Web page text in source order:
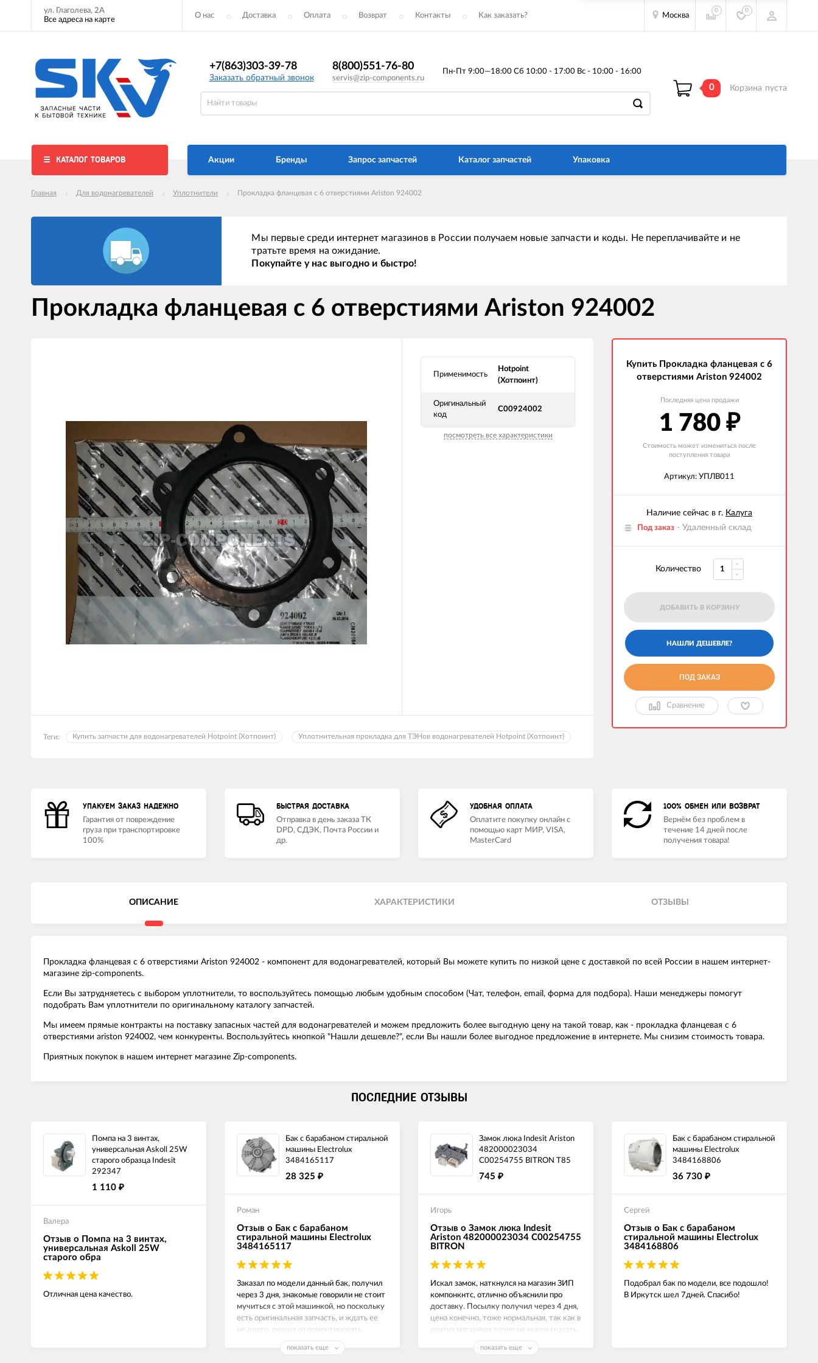
ул. Глаголева, 2А
Все адреса на карте
О нас Доставка Оплата Возврат Контакты Как заказать? Москва
0 0
+7(863)303-39-78
Заказать обратный звонок
8(800)551-76-80
servis@zip-components.ru
Пн-Пт 9:00—18:00 Сб 10:00 - 17:00 Вс - 10:00 - 16:00
0 Корзина пуста
КАТАЛОГ ТОВАРОВ Акции Бренды Запрос запчастей Каталог запчастей Упаковка
Главная Для водонагревателей Уплотнители Прокладка фланцевая с 6 отверстиями Ariston 924002
Мы первые среди интернет магазинов в России получаем новые запчасти и коды. Не переплачивайте и не
тратьте время на ожидание.
Покупайте у нас выгодно и быстро!
Прокладка фланцевая с 6 отверстиями Ariston 924002
Применимость
Hotpoint
(Хотпоинт)
Оригинальный
код
C00924002
посмотреть все характеристики
Теги: Купить запчасти для водонагревателей Hotpoint (Хотпоинт) Уплотнительная прокладка для ТЭНов водонагревателей Hotpoint (Хотпоинт)
Купить Прокладка фланцевая с 6
отверстиями Ariston 924002
Последняя цена продажи
1 780 ₽
Стоимость может измениться после
поступления товара
Артикул: УПЛВ011
Наличие сейчас в г. Калуга
Под заказ - Удаленный склад
Количество
ДОБАВИТЬ В КОРЗИНУ
ПОД ЗАКАЗ
Сравнение
УПАКУЕМ ЗАКАЗ НАДЕЖНО
Гарантия от повреждение
груза при транспортировке
100%
БЫСТРАЯ ДОСТАВКА
Отправка в день заказа ТК
DPD, СДЭК, Почта России и
др.
УДОБНАЯ ОПЛАТА
Оплатите покупку онлайн с
помощью карт МИР, VISA,
MasterCard
100% ОБМЕН ИЛИ ВОЗВРАТ
Вернём без проблем в
течение 14 дней после
получения товара!
ОПИСАНИЕ ХАРАКТЕРИСТИКИ ОТЗЫВЫ
Прокладка фланцевая с 6 отверстиями Ariston 924002 - компонент для водонагревателей, который Вы можете купить по низкой цене с доставкой по всей России в нашем интернет-
магазине zip-components.
Если Вы затрудняетесь с выбором уплотнители, то воспользуйтесь помощью любым удобным способом (Чат, телефон, email, форма для подбора). Наши менеджеры помогут
подобрать Вам уплотнители по оригинальному каталогу запчастей.
Мы имеем прямые контракты на поставку запасных частей для водонагревателей и можем предложить более выгодную цену на такой товар, как - прокладка фланцевая с 6
отверстиями ariston 924002, чем конкуренты. Воспользуйтесь кнопкой "Нашли дешевле?", если Вы нашли более выгодное предложение в интернете. Мы снизим стоимость товара.
Приятных покупок в нашем интернет магазине Zip-components.
ПОСЛЕДНИЕ ОТЗЫВЫ
Помпа на 3 винтах,
универсальная Askoll 25W
старого образца Indesit
292347
1 110 ₽
Валера
Отзыв о Помпа на 3 винтах,
универсальная Askoll 25W
старого обра
Отличная цена качество.
Бак с барабаном стиральной
машины Electrolux
3484165117
28 325 ₽
Роман
Отзыв о Бак с барабаном
стиральной машины Electrolux
3484165117
Заказал по модели данный бак, получил
через 3 дня, знакомые говорили не стоит
мучиться с этой машинкой, но поскольку
есть оригинальная запчасть, и ждать ее
не долго, решил отремонтировать,
сейчас все работает как часы.
показать еще
Замок люка Indesit Ariston
482000023034
C00254755 BITRON T85
745 ₽
Игорь
Отзыв о Замок люка Indesit
Ariston 482000023034 C00254755
BITRON
Искал замок, наткнулся на магазин ЗИП
компонкнтс, отлично объяснили про
доставку. Посылку получил через 4 дня,
цена конечно, тоже нормальная, так как в
других магазинах точно не могли сказать.
Замок люка на Индезит рабочий,
показать еще
Бак с барабаном стиральной
машины Electrolux
3484168806
36 730 ₽
Сергей
Отзыв о Бак с барабаном
стиральной машины Electrolux
3484168806
Подобрал бак по модели, все подошло!
В Иркутск шел 7дней. Спасибо!